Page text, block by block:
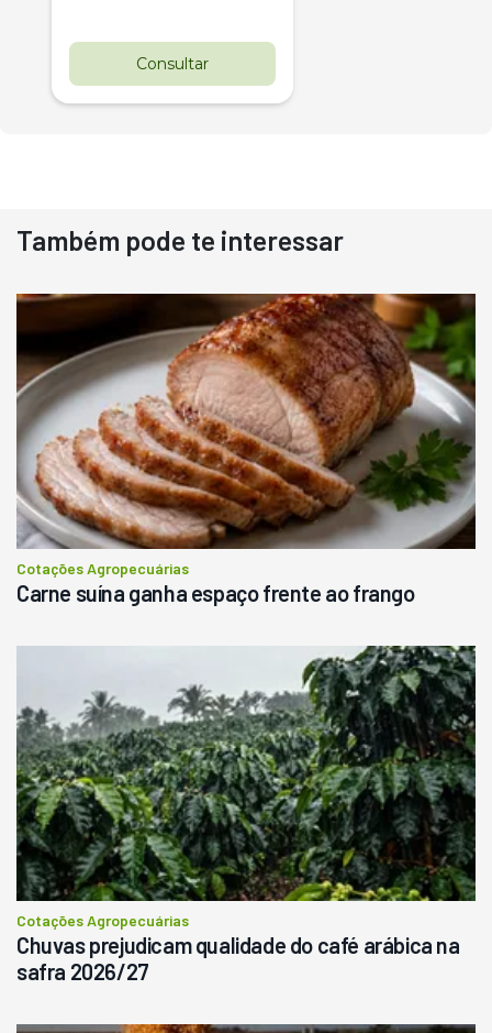
Consultar
Destaque
Usado
Pá Carregadeira Cat 966
Ano 1987
Londrina
R$ 145.000
Consultar
Também pode te interessar
Cotações Agropecuárias
Carne suína ganha espaço frente ao frango
Cotações Agropecuárias
Chuvas prejudicam qualidade do café arábica na
safra 2026/27